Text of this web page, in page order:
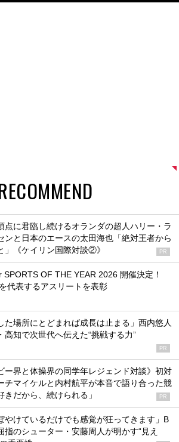
点に君臨し続けるオランダの超人ハリー・ラ
ンと日本のエースの太田海也「絶対王者から
」《ケイリン国際対談②》
PR
SPORTS OF THE YEAR 2026 開催決定！
代表するアスリートを表彰
た場所にとどまれば成長は止まる」西内悠人
高知で次世代へ伝えた“挑戦する力”
PR
ー界と体操界の同学年レジェンド対談》初対
チマイケルと内村航平が本音で語り合った競
きだから、続けられる」
PR
やけているだけでも感覚が狂ってきます」B
指のシューター・安藤周人が明かす“見え